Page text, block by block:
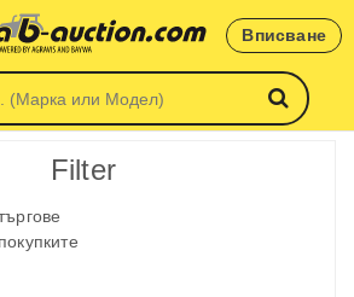
Вписване
Filter